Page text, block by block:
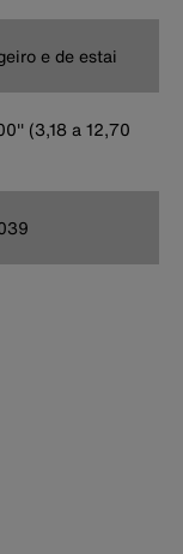
e de estai
(3,18 a 12,70